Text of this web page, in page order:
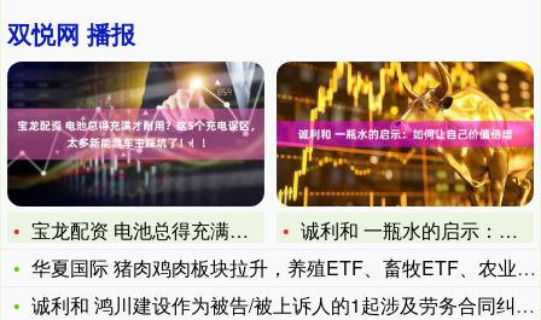
双悦网 播报
宝龙配资 电池总得充满才耐用？这5个充电误区，太多新能源车主
诚利和 一瓶水的启示：如何让自己价值倍增
华夏国际 猪肉鸡肉板块拉升，养殖ETF、畜牧ETF、农业ET
诚利和 鸿川建设作为被告/被上诉人的1起涉及劳务合同纠纷的